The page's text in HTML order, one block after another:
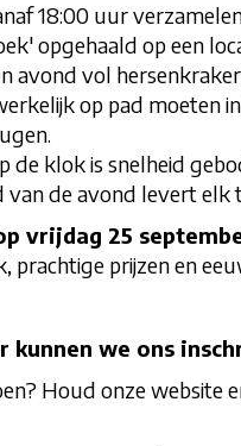
18:00 uur
opgehaald op een
avond vol
op pad moeten
de klokis snelheid
van de avond levert
vrijdag 25
prachtige prijzen en
kunnen we ons
Houd onze website